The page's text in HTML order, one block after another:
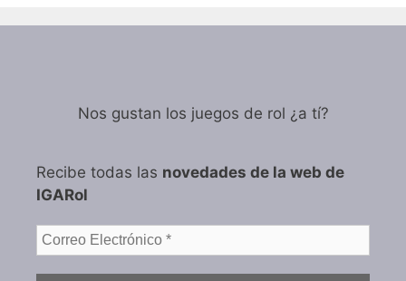
Nos gustan los juegos de rol ¿a tí?
Recibe todas las novedades de la web de
IGARol